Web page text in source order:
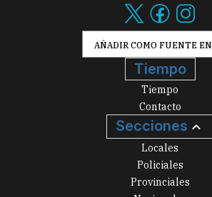
AÑADIR COMO FUENTE EN
Tiempo
Tiempo
Contacto
Secciones
Locales
Policiales
Provinciales